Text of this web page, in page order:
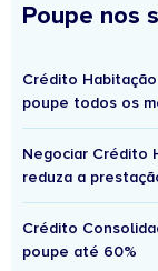
Poupe nos
Crédito
poupe todos os
Negociar Crédito
reduza a
Crédito
poupe até 60%